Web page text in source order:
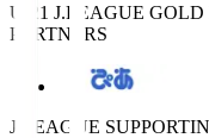
U-21 J.LEAGUE GOLD
PARTNERS
J.LEAGUE